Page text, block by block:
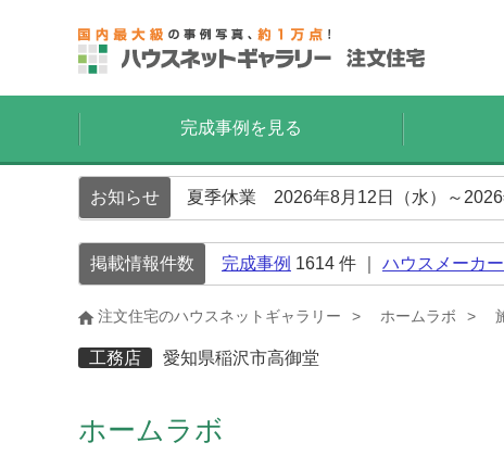
完成事例を見る
お知らせ 夏季休業 2026年8月12日（水）～
掲載情報件数 完成事例 1614 件 ｜ ハウスメーカー
注文住宅のハウスネットギャラリー ホームラボ
工務店 愛知県稲沢市高御堂
ホームラボ